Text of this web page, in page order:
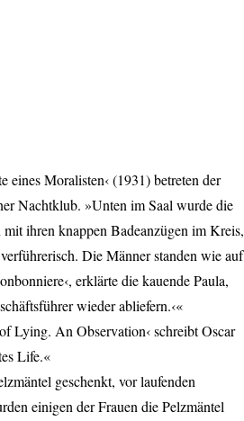
eines Moralisten‹ (1931) betreten der
Nachtklub. »Unten im Saal wurde die
ihren knappen Badeanzügen im Kreis,
Die Männer standen wie auf
erklärte die kauende Paula,
wieder abliefern.‹«
Lying. An Observation‹ schreibt Oscar
Life.«
geschenkt, vor laufenden
einigen der Frauen die Pelzmäntel